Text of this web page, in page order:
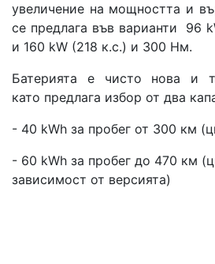
увеличение на мощността и
се предлага във варианти 96
и 160 kW (218 к.с.) и 300 Нм.
Батерията е чисто нова и
като предлага избор от два
- 40 kWh за пробег от 300 км
- 60 kWh за пробег до 470 км
зависимост от версията)